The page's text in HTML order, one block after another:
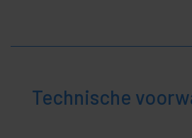
Technische